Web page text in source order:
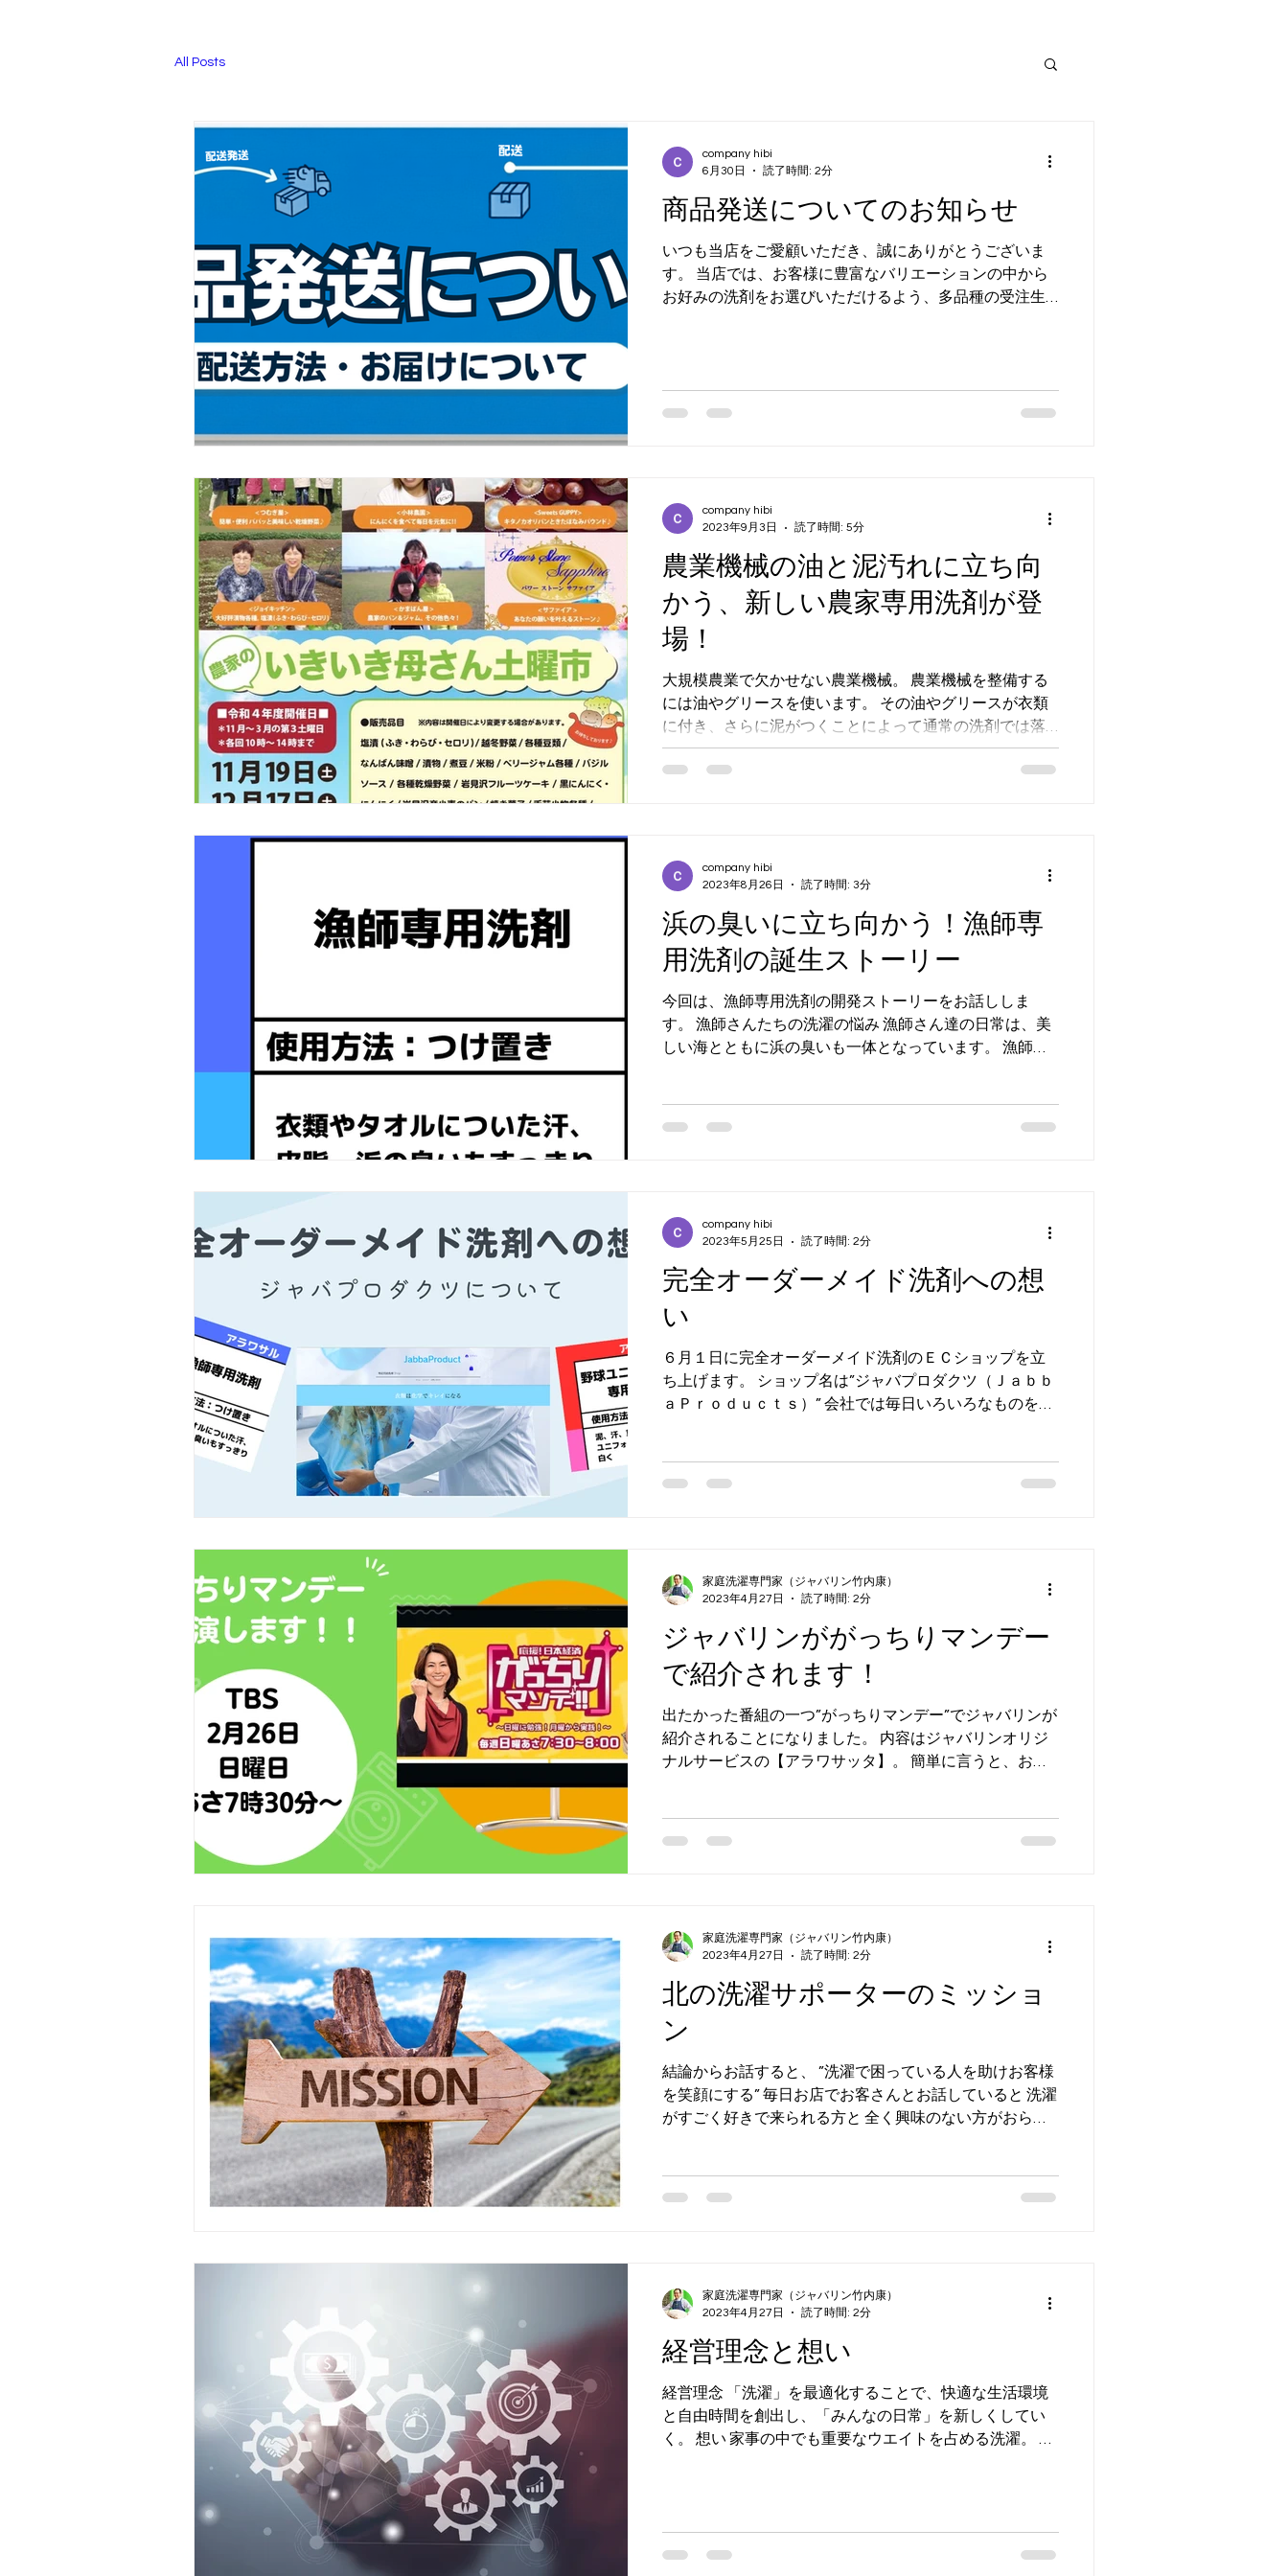
All Posts
商品発送についてのお知らせ
いつも当店をご愛顧いただき、誠にありがとうございま
す。 当店では、お客様に豊富なバリエーションの中から
お好みの洗剤をお選びいただけるよう、多品種の受注生
へと集約させていただくことになりました。 変更にとも
ない、ご注文の締め切り時間と発送のタイミングは以下
しては、翌週の金曜日発送となりますのでご注意くださ
い。 ■ お急ぎの場合について お急ぎの場合は、個別に対
応いたしますのでお知らせくださいませ。 ■ ゴールデン
ウィーク・お盆・年末年始などの長期休暇について ゴー
ルデンウィークやお盆休み、年末年始の長期休みについ
ては発送スケジュールがかわるので都度ご対応いたしま
す。ご注文をいただいてから個別にお知らせいたします
company hibi
6月30日
読了時間: 2分
農業機械の油と泥汚れに立ち向
かう、新しい農家専用洗剤が登
場！
大規模農業で欠かせない農業機械。 農業機械を整備する
には油やグリースを使います。 その油やグリースが衣類
に付き、さらに泥がつくことによって通常の洗剤では落
とせない油と泥が混ざった汚れが頑固についています。
落とせなくなった汚れがたくさんついた衣類の行く末は
company hibi
2023年9月3日
読了時間: 5分
浜の臭いに立ち向かう！漁師専
用洗剤の誕生ストーリー
今回は、漁師専用洗剤の開発ストーリーをお話ししま
す。 漁師さんたちの洗濯の悩み 漁師さん達の日常は、美
しい海とともに浜の臭いも一体となっています。 漁師さ
company hibi
2023年8月26日
読了時間: 3分
完全オーダーメイド洗剤への想
い
６月１日に完全オーダーメイド洗剤のＥＣショップを立
ち上げます。 ショップ名は”ジャバプロダクツ（Ｊａｂｂ
ａＰｒｏｄｕｃｔｓ）” 会社では毎日いろいろなものを洗
company hibi
2023年5月25日
読了時間: 2分
ジャバリンががっちりマンデー
で紹介されます！
出たかった番組の一つ”がっちりマンデー”でジャバリンが
紹介されることになりました。 内容はジャバリンオリジ
ナルサービスの【アラワサッタ】。 簡単に言うと、お客
家庭洗濯専門家（ジャバリン竹内康）
2023年4月27日
読了時間: 2分
北の洗濯サポーターのミッショ
ン
結論からお話すると、 ”洗濯で困っている人を助けお客様
を笑顔にする” 毎日お店でお客さんとお話していると 洗濯
がすごく好きで来られる方と 全く興味のない方がおられ
家庭洗濯専門家（ジャバリン竹内康）
2023年4月27日
読了時間: 2分
経営理念と想い
経営理念 「洗濯」を最適化することで、快適な生活環境
と自由時間を創出し、「みんなの日常」を新しくしてい
く。 想い 家事の中でも重要なウエイトを占める洗濯。 洗
家庭洗濯専門家（ジャバリン竹内康）
2023年4月27日
読了時間: 2分